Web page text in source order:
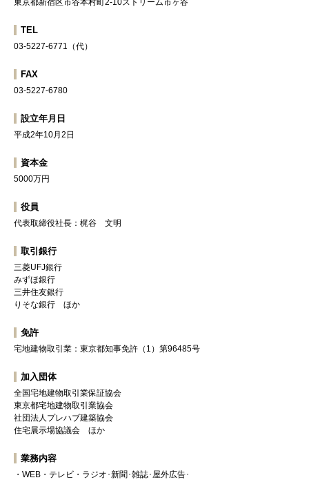
東京都新宿区市谷本村町2-10ストリーム市ヶ谷
TEL
03-5227-6771（代）
FAX
03-5227-6780
設立年月日
平成2年10月2日
資本金
5000万円
役員
代表取締役社長：梶谷 文明
取引銀行
三菱UFJ銀行
みずほ銀行
三井住友銀行
りそな銀行 ほか
免許
宅地建物取引業：東京都知事免許（1）第96485号
加入団体
全国宅地建物取引業保証協会
東京都宅地建物取引業協会
社団法人プレハブ建築協会
住宅展示場協議会 ほか
業務内容
WEB・テレビ・ラジオ･新聞･雑誌･屋外広告･